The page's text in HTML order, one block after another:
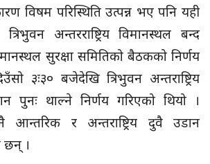
विषम परिस्थिति उत्पन्न भए पनि यही
अन्तरराष्ट्रिय विमानस्थल बन्द
सुरक्षा समितिको बैठकको निर्णय
३ः३० बजेदेखि त्रिभुवन अन्तराष्ट्रिय
पुनः थाल्ने निर्णय गरिएको थियो ।
आन्तरिक र अन्तराष्ट्रिय दुवै उडान
।